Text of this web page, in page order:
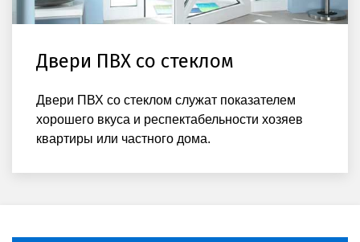
Двери ПВХ со стеклом
Двери ПВХ со стеклом служат показателем
хорошего вкуса и респектабельности хозяев
квартиры или частного дома.